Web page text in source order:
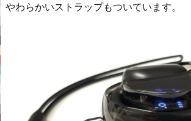
やわらかいストラップもついています。